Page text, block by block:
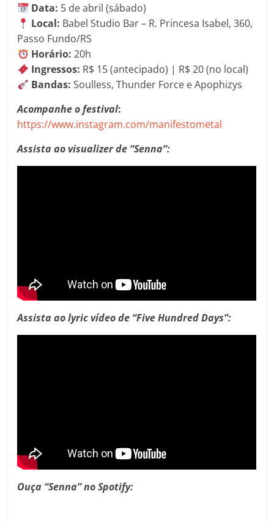
Data: 5 de abril (sábado)
Local: Babel Studio Bar – R. Princesa Isabel, 360,
Passo Fundo/RS
Horário: 20h
Ingressos: R$ 15 (antecipado) | R$ 20 (no local)
Bandas: Soulless, Thunder Force e Apophizys
Acompanhe o festival:
https://www.instagram.com/manifestometal
Assista ao visualizer de “Senna”:
Assista ao lyric vídeo de “Five Hundred Days”:
Ouça “Senna” no Spotify: